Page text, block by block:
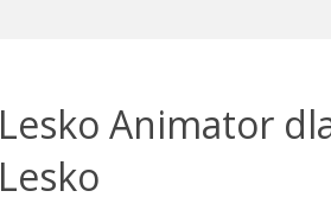
Lesko Animator
Lesko